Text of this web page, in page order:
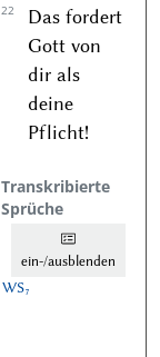
22
Das fordert
Gott von
dir als
deine
Pflicht!
Transkribierte
Sprüche
ein-/ausblenden
WS₇